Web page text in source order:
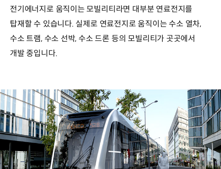
전기에너지로 움직이는 모빌리티라면 대부분 연료전지를
탑재할 수 있습니다. 실제로 연료전지로 움직이는 수소 열차,
수소 트램, 수소 선박, 수소 드론 등의 모빌리티가 곳곳에서
개발 중입니다.